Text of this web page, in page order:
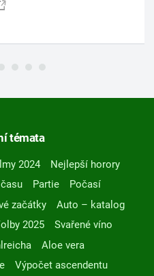
témata
2024
Nejlepší horory
Partie
Počasí
začátky
Auto – katalog
2025
Svařené víno
Aloe vera
Výpočet ascendentu